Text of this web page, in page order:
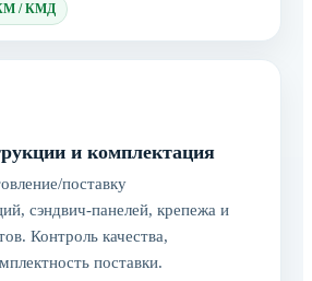
/ КМД
и комплектация
поставку
сэндвич‑панелей, крепежа и
Контроль качества,
поставки.